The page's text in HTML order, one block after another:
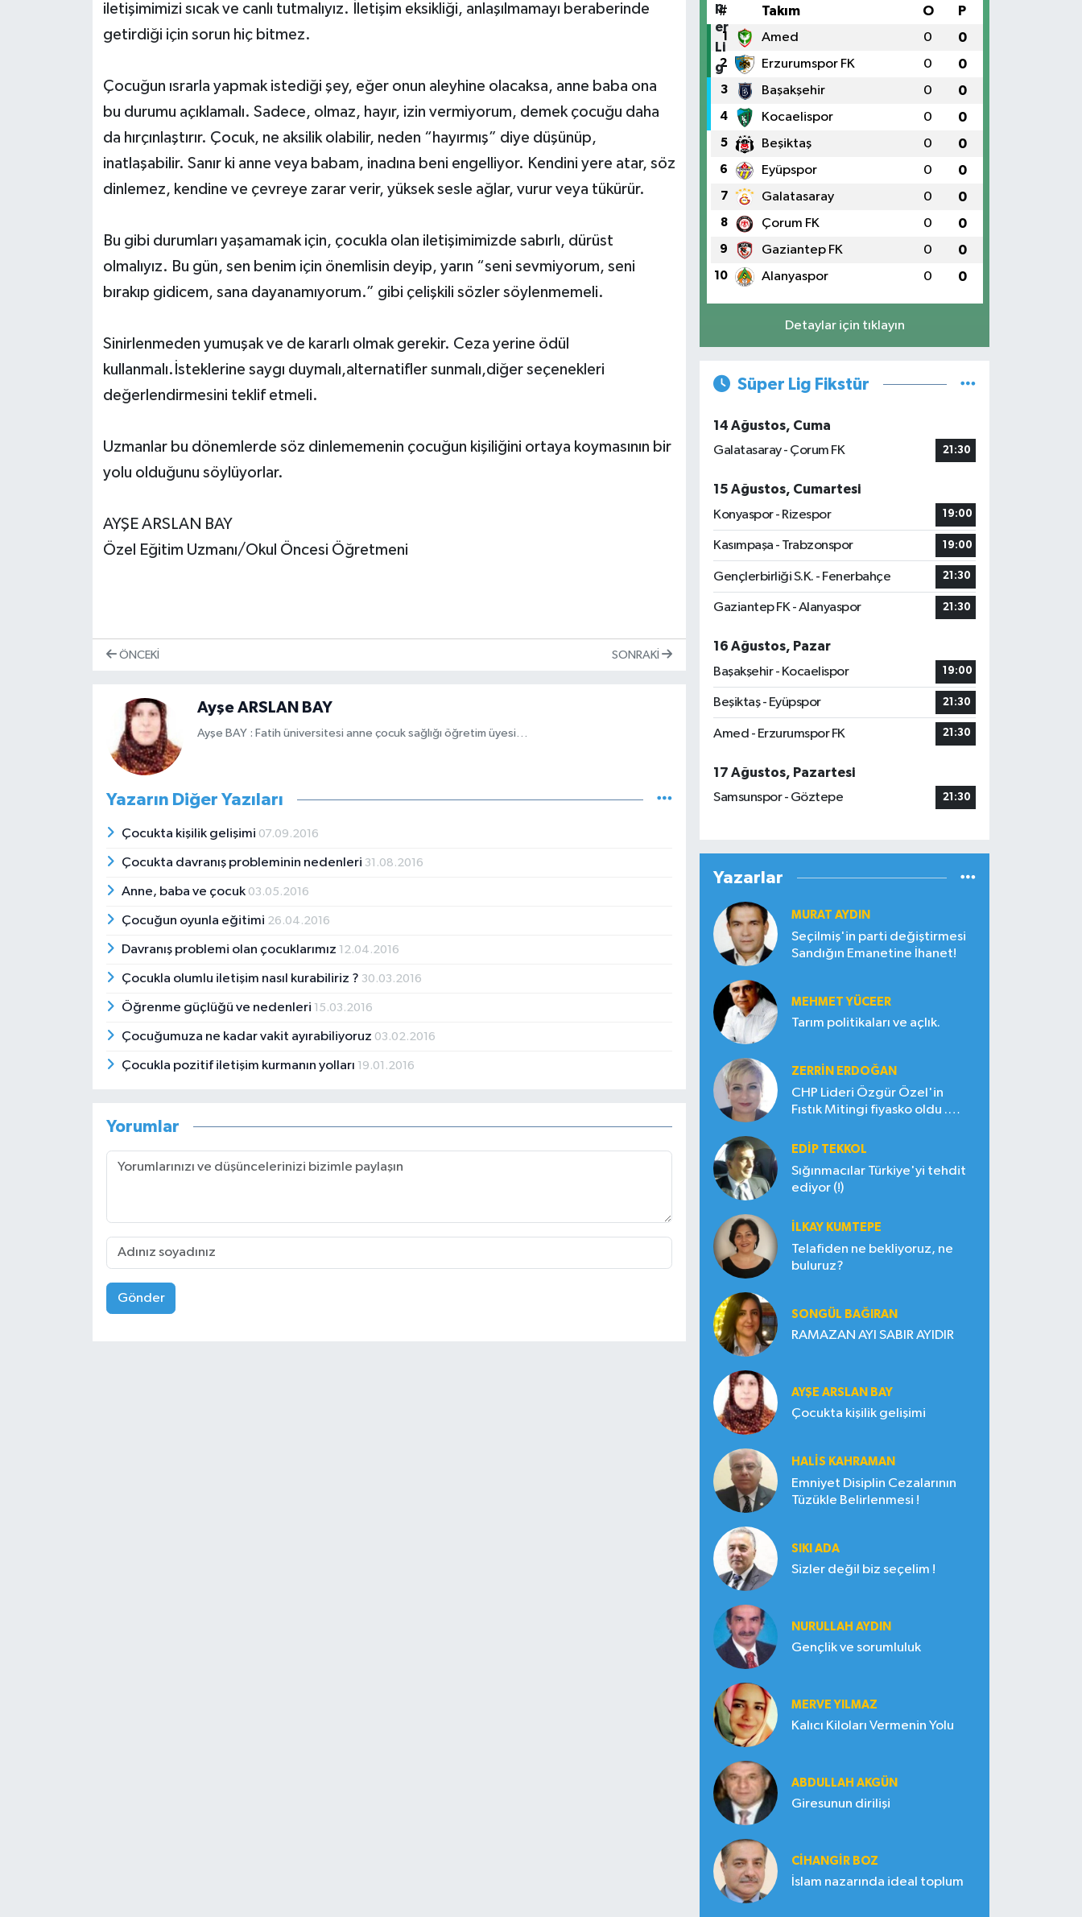
iletişimimizi sıcak ve canlı tutmalıyız. İletişim eksikliği, anlaşılmamayı beraberinde
getirdiği için sorun hiç bitmez.
Çocuğun ısrarla yapmak istediği şey, eğer onun aleyhine olacaksa, anne baba ona
bu durumu açıklamalı. Sadece, olmaz, hayır, izin vermiyorum, demek çocuğu daha
da hırçınlaştırır. Çocuk, ne aksilik olabilir, neden “hayırmış” diye düşünüp,
inatlaşabilir. Sanır ki anne veya babam, inadına beni engelliyor. Kendini yere atar, söz
dinlemez, kendine ve çevreye zarar verir, yüksek sesle ağlar, vurur veya tükürür.
Bu gibi durumları yaşamamak için, çocukla olan iletişimimizde sabırlı, dürüst
olmalıyız. Bu gün, sen benim için önemlisin deyip, yarın “seni sevmiyorum, seni
bırakıp gidicem, sana dayanamıyorum.” gibi çelişkili sözler söylenmemeli.
Sinirlenmeden yumuşak ve de kararlı olmak gerekir. Ceza yerine ödül
kullanmalı.İsteklerine saygı duymalı,alternatifler sunmalı,diğer seçenekleri
değerlendirmesini teklif etmeli.
Uzmanlar bu dönemlerde söz dinlememenin çocuğun kişiliğini ortaya koymasının bir
yolu olduğunu söylüyorlar.
AYŞE ARSLAN BAY
Özel Eğitim Uzmanı/Okul Öncesi Öğretmeni
ÖNCEKI SONRAKI
Ayşe ARSLAN BAY
Ayşe BAY : Fatih üniversitesi anne çocuk sağlığı öğretim üyesi…
Yazarın Diğer Yazıları
Çocukta kişilik gelişimi 07.09.2016
Çocukta davranış probleminin nedenleri 31.08.2016
Anne, baba ve çocuk 03.05.2016
Çocuğun oyunla eğitimi 26.04.2016
Davranış problemi olan çocuklarımız 12.04.2016
Çocukla olumlu iletişim nasıl kurabiliriz ? 30.03.2016
Öğrenme güçlüğü ve nedenleri 15.03.2016
Çocuğumuza ne kadar vakit ayırabiliyoruz 03.02.2016
Çocukla pozitif iletişim kurmanın yolları 19.01.2016
Yorumlar
Gönder
# Takım O P
1 Amed 0 0
2 Erzurumspor FK 0 0
3 Başakşehir 0 0
4 Kocaelispor 0 0
5 Beşiktaş 0 0
6 Eyüpspor 0 0
7 Galatasaray 0 0
8 Çorum FK 0 0
9 Gaziantep FK 0 0
10 Alanyaspor 0 0
Detaylar için tıklayın
Süper Lig Fikstür
14 Ağustos, Cuma
Galatasaray - Çorum FK
21:30
15 Ağustos, Cumartesi
Konyaspor - Rizespor
19:00
Kasımpaşa - Trabzonspor 19:00
Gençlerbirliği S.K. - Fenerbahçe 21:30
Gaziantep FK - Alanyaspor 21:30
16 Ağustos, Pazar
Başakşehir - Kocaelispor
19:00
Beşiktaş - Eyüpspor 21:30
Amed - Erzurumspor FK 21:30
17 Ağustos, Pazartesi
Samsunspor - Göztepe
21:30
Yazarlar
MURAT AYDIN
Seçilmiş'in parti değiştirmesi
Sandığın Emanetine İhanet!
MEHMET YÜCEER
Tarım politikaları ve açlık.
ZERRIN ERDOĞAN
CHP Lideri Özgür Özel'in
Fıstık Mitingi fiyasko oldu .
EDIP TEKKOL
Sığınmacılar Türkiye'yi tehdit
ediyor (!)
İLKAY KUMTEPE
Telafiden ne bekliyoruz, ne
buluruz?
SONGÜL BAĞIRAN
RAMAZAN AYI SABIR AYIDIR
AYŞE ARSLAN BAY
Çocukta kişilik gelişimi
HALIS KAHRAMAN
Emniyet Disiplin Cezalarının
Tüzükle Belirlenmesi !
SIKI ADA
Sizler değil biz seçelim !
NURULLAH AYDIN
Gençlik ve sorumluluk
MERVE YILMAZ
Kalıcı Kiloları Vermenin Yolu
ABDULLAH AKGÜN
Giresunun dirilişi
CIHANGIR BOZ
İslam nazarında ideal toplum